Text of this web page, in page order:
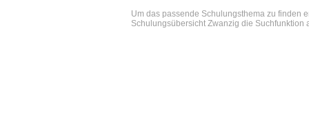
Um das passende Schulungsthema zu finden
Schulungsübersicht Zwanzig die Suchfunktion